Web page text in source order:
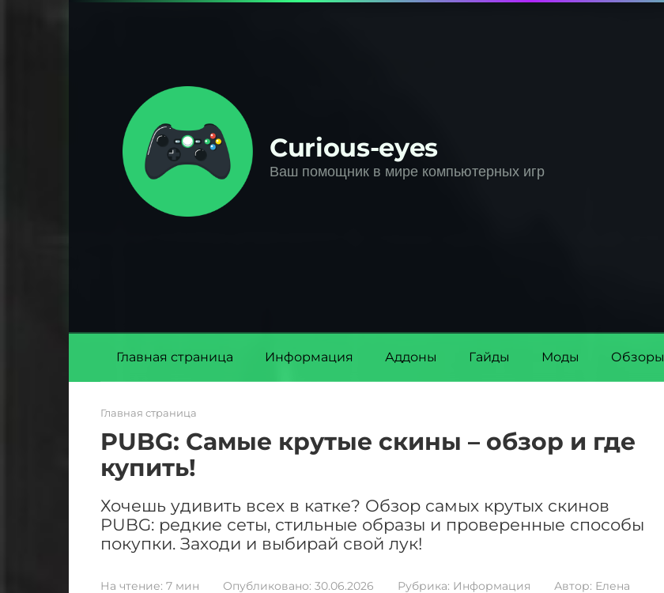
Curious-eyes
Ваш помощник в мире компьютерных игр
Главная страница Информация Аддоны Гайды Моды Обзоры
Главная страница
PUBG: Самые крутые скины – обзор и где
купить!
Хочешь удивить всех в катке? Обзор самых крутых скинов
PUBG: редкие сеты, стильные образы и проверенные способы
покупки. Заходи и выбирай свой лук!
На чтение: 7 мин Опубликовано: 30.06.2026 Рубрика: Информация Автор: Елена